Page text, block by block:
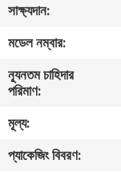
কারখানা
ভ্রমণ
মান
নিয়ন্ত্রণ
সাক্ষ্যদান:
মডেল নম্বার:
ন্যূনতম চাহিদার
পরিমাণ:
মূল্য:
প্যাকেজিং বিবরণ: